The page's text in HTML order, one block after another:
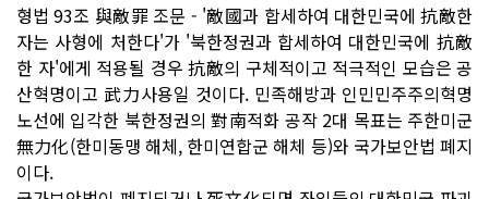
형법 93조 與敵罪 조문 - '敵國과 합세하여 대한민국에 抗敵한
자는 사형에 처한다'가 '북한정권과 합세하여 대한민국에 抗敵
한 자'에게 적용될 경우 抗敵의 구체적이고 적극적인 모습은 공
산혁명이고 武力사용일 것이다. 민족해방과 인민민주주의혁명
노선에 입각한 북한정권의 對南적화 공작 2대 목표는 주한미군
無力化(한미동맹 해체, 한미연합군 해체 등)와 국가보안법 폐지
이다.